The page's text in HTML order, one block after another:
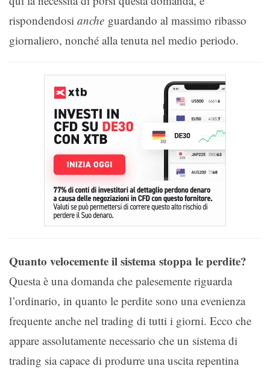
rispondendosi anche guardando al massimo ribasso
giornaliero, nonché alla tenuta nel medio periodo.
Quanto velocemente il sistema stoppa le perdite?
Questa è una domanda che palesemente riguarda
l’ordinario, in quanto le perdite sono una evenienza
frequente anche nel trading di tutti i giorni. Ecco che
appare assolutamente necessario che un sistema di
trading sia capace di produrre una uscita repentina